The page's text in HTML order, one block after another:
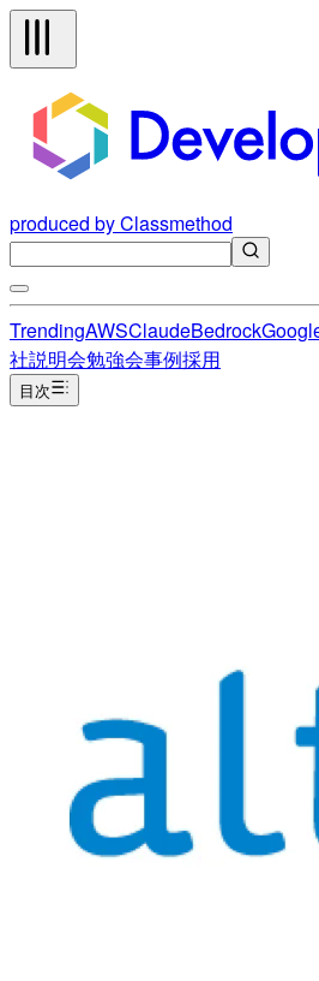
produced by Classmethod
TrendingAWSClaudeBedrock
社説明会勉強会事例採用
目次